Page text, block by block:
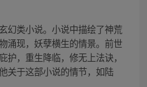
幻类小说。小说中描绘了神荒
涌现，妖孽横生的情景。前世
护，重生降临，修无上法诀，
关于这部小说的情节，如陆